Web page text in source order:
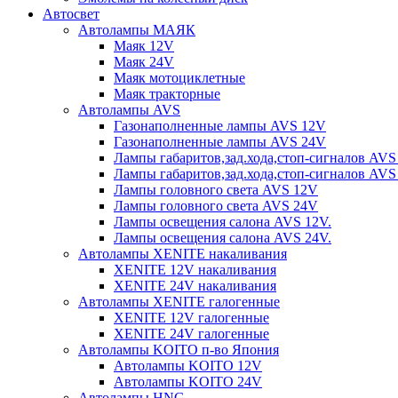
Автосвет
Автолампы МАЯК
Маяк 12V
Маяк 24V
Маяк мотоциклетные
Маяк тракторные
Автолампы AVS
Газонаполненные лампы AVS 12V
Газонаполненные лампы AVS 24V
Лампы габаритов,зад.хода,стоп-сигналов
Лампы габаритов,зад.хода,стоп-сигналов
Лампы головного света AVS 12V
Лампы головного света AVS 24V
Лампы освещения салона AVS 12V.
Лампы освещения салона AVS 24V.
Автолампы XENITE накаливания
XENITE 12V накаливания
XENITE 24V накаливания
Автолампы XENITE галогенные
XENITE 12V галогенные
XENITE 24V галогенные
Автолампы KOITO п-во Япония
Автолампы KOITO 12V
Автолампы KOITO 24V